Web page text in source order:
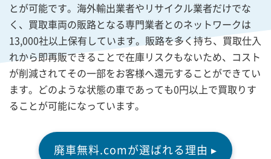
とが可能です。海外輸出業者やリサイクル業者だけでな
く、買取車両の販路となる専門業者とのネットワークは
13,000社以上保有しています。販路を多く持ち、買取仕入
れから即再販できることで在庫リスクもないため、コスト
が削減されてその一部をお客様へ還元することができてい
ます。どのような状態の車であっても0円以上で買取りす
ることが可能になっています。
廃車無料.comが選ばれる理由 ▸